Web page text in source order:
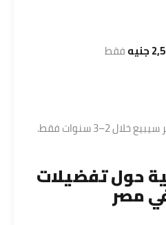
فقط
2–3 سنوات فقط.
حول تفضيلات
مصر